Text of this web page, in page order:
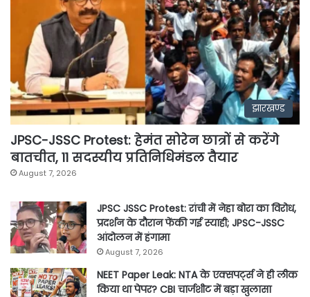
झारखण्ड
JPSC-JSSC Protest: हेमंत सोरेन छात्रों से करेंगे
बातचीत, 11 सदस्यीय प्रतिनिधिमंडल तैयार
August 7, 2026
JPSC JSSC Protest: रांची में नेहा बोरा का विरोध,
प्रदर्शन के दौरान फेंकी गई स्याही; JPSC-JSSC
आंदोलन में हंगामा
August 7, 2026
NEET Paper Leak: NTA के एक्सपर्ट्स ने ही लीक
किया था पेपर? CBI चार्जशीट में बड़ा खुलासा